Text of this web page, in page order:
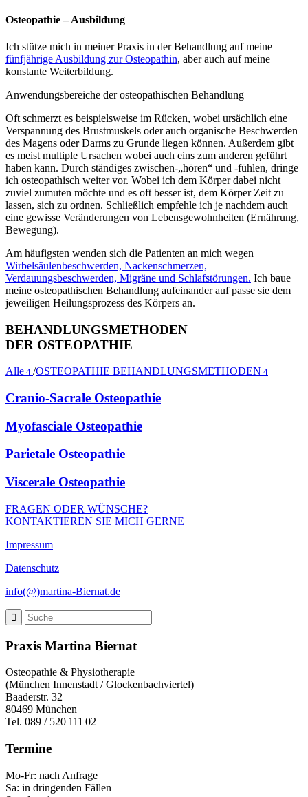
Osteopathie – Ausbildung
Ich stütze mich in meiner Praxis in der Behandlung auf meine
fünfjährige Ausbildung zur Osteopathin, aber auch auf meine
konstante Weiterbildung.
Anwendungsbereiche der osteopathischen Behandlung
Oft schmerzt es beispielsweise im Rücken, wobei ursächlich eine
Verspannung des Brustmuskels oder auch organische Beschwerden
des Magens oder Darms zu Grunde liegen können. Außerdem gibt
es meist multiple Ursachen wobei auch eins zum anderen geführt
haben kann. Durch ständiges zwischen-„hören“ und -fühlen, dringe
ich osteopathisch weiter vor. Wobei ich dem Körper dabei nicht
zuviel zumuten möchte und es oft besser ist, dem Körper Zeit zu
lassen, sich zu ordnen. Schließlich empfehle ich je nachdem auch
eine gewisse Veränderungen von Lebensgewohnheiten (Ernährung,
Bewegung).
Am häufigsten wenden sich die Patienten an mich wegen
Wirbelsäulenbeschwerden, Nackenschmerzen,
Verdauungsbeschwerden, Migräne und Schlafstörungen. Ich baue
meine osteopathischen Behandlung aufeinander auf passe sie dem
jeweiligen Heilungsprozess des Körpers an.
BEHANDLUNGSMETHODEN
DER OSTEOPATHIE
Alle 4 /OSTEOPATHIE BEHANDLUNGSMETHODEN 4
Cranio-Sacrale Osteopathie
Myofasciale Osteopathie
Parietale Osteopathie
Viscerale Osteopathie
FRAGEN ODER WÜNSCHE?
KONTAKTIEREN SIE MICH GERNE
Impressum
Datenschutz
info(@)martina-Biernat.de
Praxis Martina Biernat
Osteopathie & Physiotherapie
(München Innenstadt / Glockenbachviertel)
Baaderstr. 32
80469 München
Tel. 089 / 520 111 02
Termine
Mo-Fr: nach Anfrage
Sa: in dringenden Fällen